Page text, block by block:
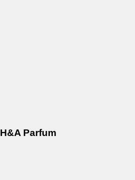
H&A Parfum